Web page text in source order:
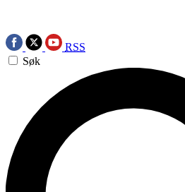
RSS
Søk